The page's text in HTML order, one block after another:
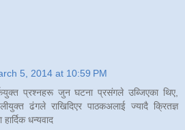
5, 2014 at 10:59 PM
प्रश्नहरू जुन घटना प्रसंगले उब्जिएका थिए,
ढंगले राखिदिएर पाठकअलाई ज्यादै क्रितज्ञ
धन्यवाद